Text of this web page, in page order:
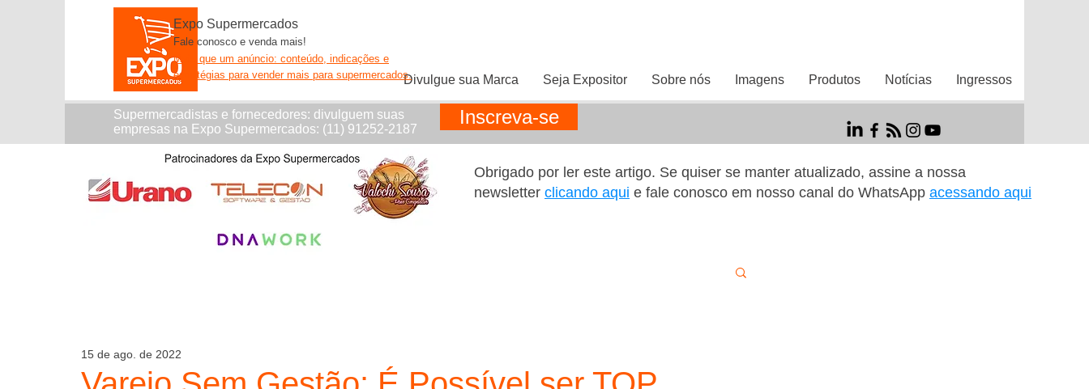
Divulgue sua Marca Seja Expositor Sobre nós Imagens Produtos Notícias Ingressos
Expo Supermercados
Fale conosco e venda mais!
Mais que um anúncio: conteúdo, indicações e
estratégias para vender mais para supermercados.
Supermercadistas e fornecedores: divulguem suas
empresas na Expo Supermercados: (11) 91252-2187
Inscreva-se
Obrigado por ler este artigo. Se quiser se manter atualizado, assine a nossa
newsletter clicando aqui e fale conosco em nosso canal do WhatsApp acessando aqui
15 de ago. de 2022